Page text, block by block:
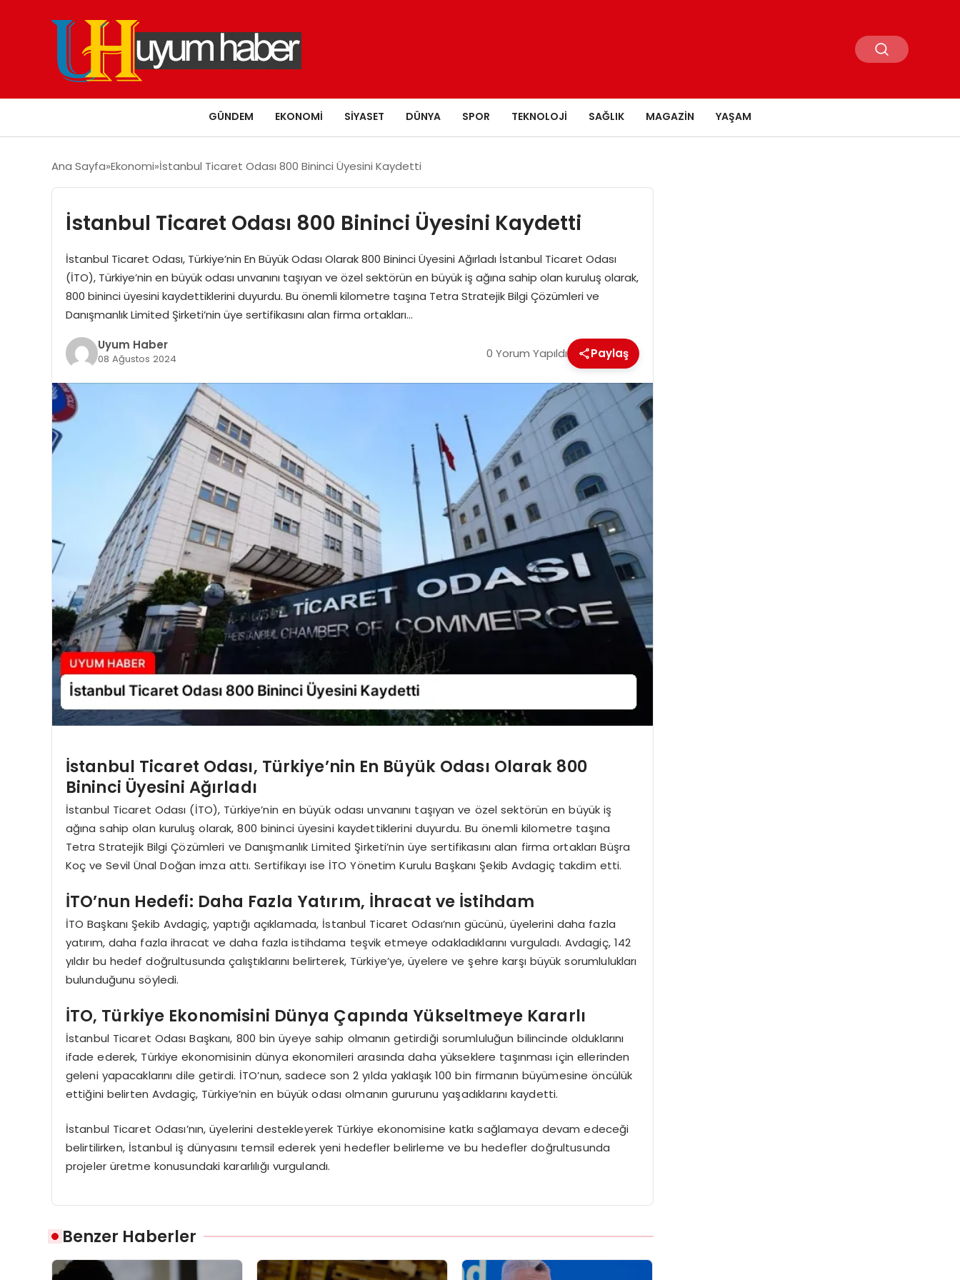
GÜNDEM EKONOMI SIYASET DÜNYA SPOR TEKNOLOJI SAĞLIK MAGAZIN YAŞAM
Ana Sayfa Ekonomi İstanbul Ticaret Odası 800 Bininci Üyesini Kaydetti
İstanbul Ticaret Odası 800 Bininci Üyesini Kaydetti
İstanbul Ticaret Odası, Türkiye’nin En Büyük Odası Olarak 800 Bininci Üyesini Ağırladı İstanbul Ticaret Odası
(İTO), Türkiye’nin en büyük odası unvanını taşıyan ve özel sektörün en büyük iş ağına sahip olan kuruluş olarak,
800 bininci üyesini kaydettiklerini duyurdu. Bu önemli kilometre taşına Tetra Stratejik Bilgi Çözümleri ve
Danışmanlık Limited Şirketi’nin üye sertifikasını alan firma ortakları…
Uyum Haber
08 Ağustos 2024 0 Yorum Yapıldı Paylaş
İstanbul Ticaret Odası, Türkiye’nin En Büyük Odası Olarak 800
Bininci Üyesini Ağırladı
İstanbul Ticaret Odası (İTO), Türkiye’nin en büyük odası unvanını taşıyan ve özel sektörün en büyük iş
ağına sahip olan kuruluş olarak, 800 bininci üyesini kaydettiklerini duyurdu. Bu önemli kilometre taşına
Tetra Stratejik Bilgi Çözümleri ve Danışmanlık Limited Şirketi’nin üye sertifikasını alan firma ortakları Büşra
Koç ve Sevil Ünal Doğan imza attı. Sertifikayı ise İTO Yönetim Kurulu Başkanı Şekib Avdagiç takdim etti.
İTO’nun Hedefi: Daha Fazla Yatırım, İhracat ve İstihdam
İTO Başkanı Şekib Avdagiç, yaptığı açıklamada, İstanbul Ticaret Odası’nın gücünü, üyelerini daha fazla
yatırım, daha fazla ihracat ve daha fazla istihdama teşvik etmeye odakladıklarını vurguladı. Avdagiç, 142
yıldır bu hedef doğrultusunda çalıştıklarını belirterek, Türkiye’ye, üyelere ve şehre karşı büyük sorumlulukları
bulunduğunu söyledi.
İTO, Türkiye Ekonomisini Dünya Çapında Yükseltmeye Kararlı
İstanbul Ticaret Odası Başkanı, 800 bin üyeye sahip olmanın getirdiği sorumluluğun bilincinde olduklarını
ifade ederek, Türkiye ekonomisinin dünya ekonomileri arasında daha yükseklere taşınması için ellerinden
geleni yapacaklarını dile getirdi. İTO’nun, sadece son 2 yılda yaklaşık 100 bin firmanın büyümesine öncülük
ettiğini belirten Avdagiç, Türkiye’nin en büyük odası olmanın gururunu yaşadıklarını kaydetti.
İstanbul Ticaret Odası’nın, üyelerini destekleyerek Türkiye ekonomisine katkı sağlamaya devam edeceği
belirtilirken, İstanbul iş dünyasını temsil ederek yeni hedefler belirleme ve bu hedefler doğrultusunda
projeler üretme konusundaki kararlılığı vurgulandı.
Benzer Haberler